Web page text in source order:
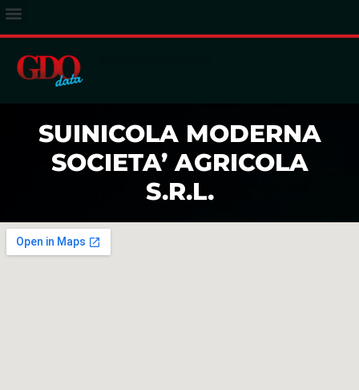
SUINICOLA MODERNA
SOCIETA’ AGRICOLA
S.R.L.